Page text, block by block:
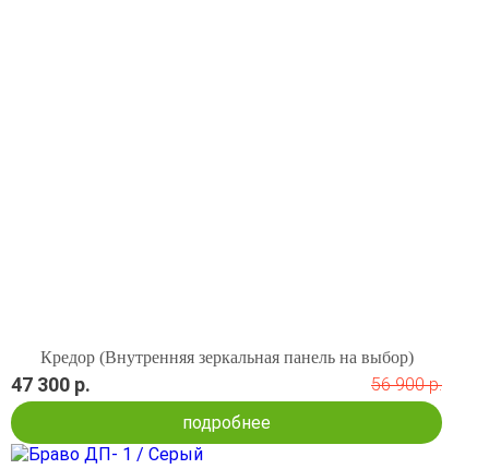
Кредор (Внутренняя зеркальная панель на выбор)
47 300 р.
56 900 р.
подробнее